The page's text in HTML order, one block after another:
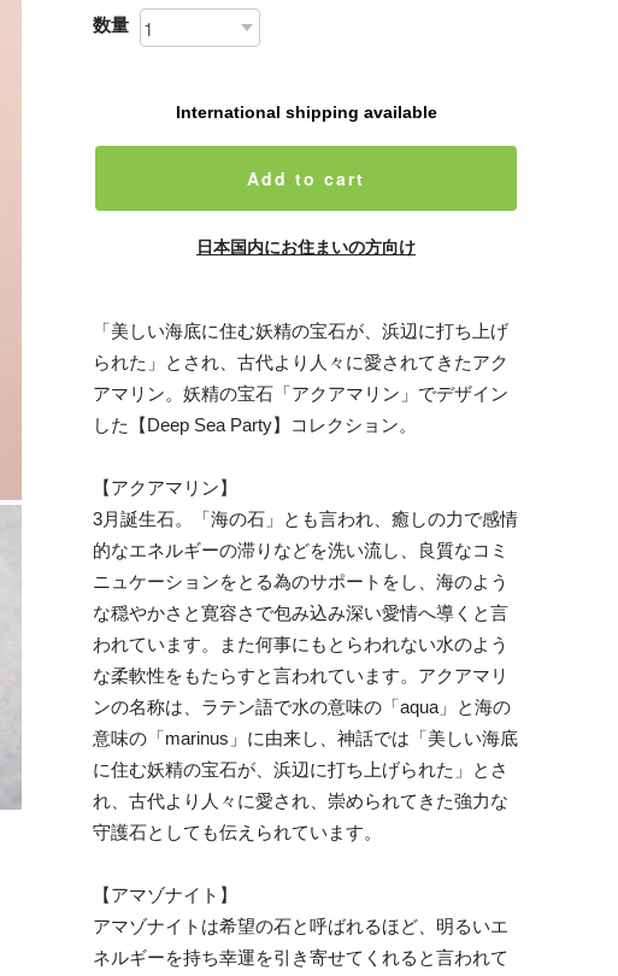
数量
International shipping available
Add to cart
日本国内にお住まいの方向け
「美しい海底に住む妖精の宝石が、浜辺に打ち上げ
られた」とされ、古代より人々に愛されてきたアク
アマリン。妖精の宝石「アクアマリン」でデザイン
した【Deep Sea Party】コレクション。
【アクアマリン】
3月誕生石。「海の石」とも言われ、癒しの力で感情
的なエネルギーの滞りなどを洗い流し、良質なコミ
ニュケーションをとる為のサポートをし、海のよう
な穏やかさと寛容さで包み込み深い愛情へ導くと言
われています。また何事にもとらわれない水のよう
な柔軟性をもたらすと言われています。アクアマリ
ンの名称は、ラテン語で水の意味の「aqua」と海の
意味の「marinus」に由来し、神話では「美しい海底
に住む妖精の宝石が、浜辺に打ち上げられた」とさ
れ、古代より人々に愛され、崇められてきた強力な
守護石としても伝えられています。
【アマゾナイト】
アマゾナイトは希望の石と呼ばれるほど、明るいエ
ネルギーを持ち幸運を引き寄せてくれると言われて